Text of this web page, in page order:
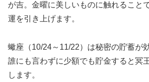
が吉。金曜に美しいものに触れること
運を引き上げます。
蠍座（10/24～11/22）は秘密の貯蓄が
誰にも言わずに少額でも貯金すると冥
します。